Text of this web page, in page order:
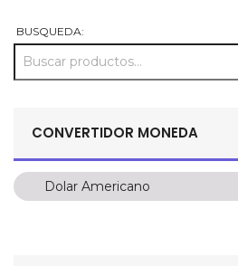
BUSQUEDA:
CONVERTIDOR MONEDA
Dolar Americano
Dolar Americano